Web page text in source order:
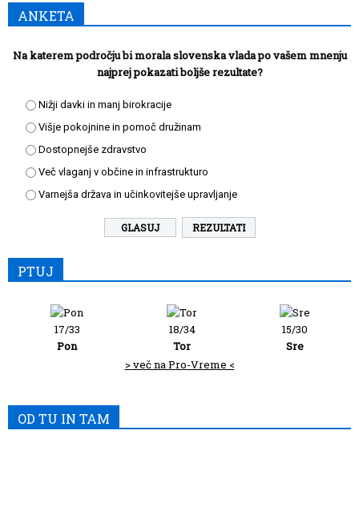
ANKETA
Na katerem področju bi morala slovenska vlada po vašem mnenju
najprej pokazati boljše rezultate?
Nižji davki in manj birokracije
Višje pokojnine in pomoč družinam
Dostopnejše zdravstvo
Več vlaganj v občine in infrastrukturo
Varnejša država in učinkovitejše upravljanje
REZULTATI
PTUJ
17/33
Pon
18/34
Tor
15/30
Sre
> več na Pro-Vreme <
OD TU IN TAM